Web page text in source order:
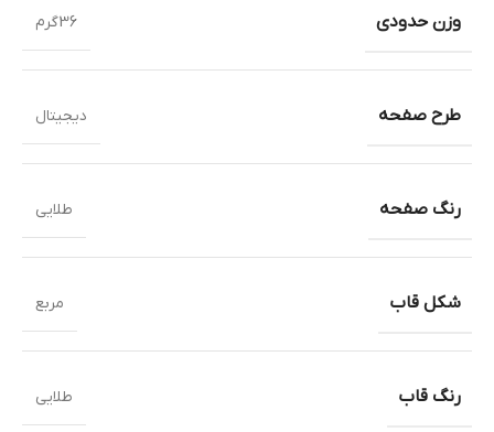
وزن حدودی 36گرم
طرح صفحه دیجیتال
رنگ صفحه طلایی
شکل قاب مربع
رنگ قاب طلایی